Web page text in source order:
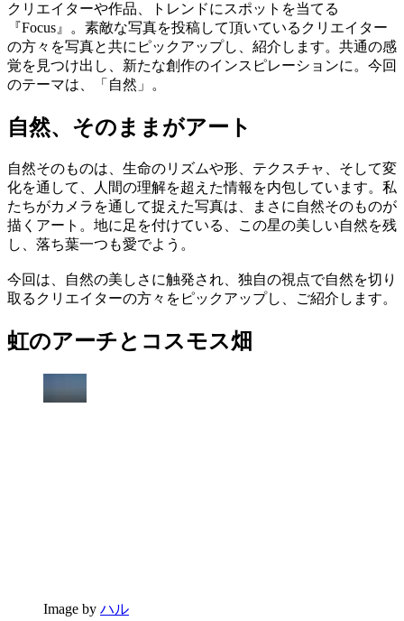
クリエイターや作品、トレンドにスポットを当てる
『Focus』。素敵な写真を投稿して頂いているクリエイター
の方々を写真と共にピックアップし、紹介します。共通の感
覚を見つけ出し、新たな創作のインスピレーションに。今回
のテーマは、「自然」。
自然、そのままがアート
自然そのものは、生命のリズムや形、テクスチャ、そして変
化を通して、人間の理解を超えた情報を内包しています。私
たちがカメラを通して捉えた写真は、まさに自然そのものが
描くアート。地に足を付けている、この星の美しい自然を残
し、落ち葉一つも愛でよう。
今回は、自然の美しさに触発され、独自の視点で自然を切り
取るクリエイターの方々をピックアップし、ご紹介します。
虹のアーチとコスモス畑
Image by ハル